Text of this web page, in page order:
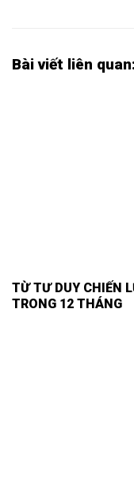
Bài viết liên quan:
TỪ TƯ DUY CHIẾN
TRONG 12 THÁNG